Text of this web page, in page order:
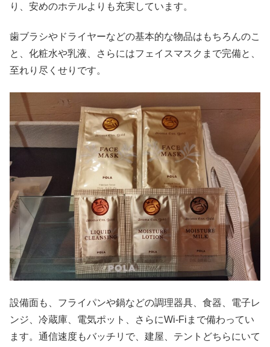
り、安めのホテルよりも充実しています。
歯ブラシやドライヤーなどの基本的な物品はもちろんのこ
と、化粧水や乳液、さらにはフェイスマスクまで完備と、
至れり尽くせりです。
設備面も、フライパンや鍋などの調理器具、食器、電子レ
ンジ、冷蔵庫、電気ポット、さらにWi-Fiまで備わってい
ます。通信速度もバッチリで、建屋、テントどちらにいて